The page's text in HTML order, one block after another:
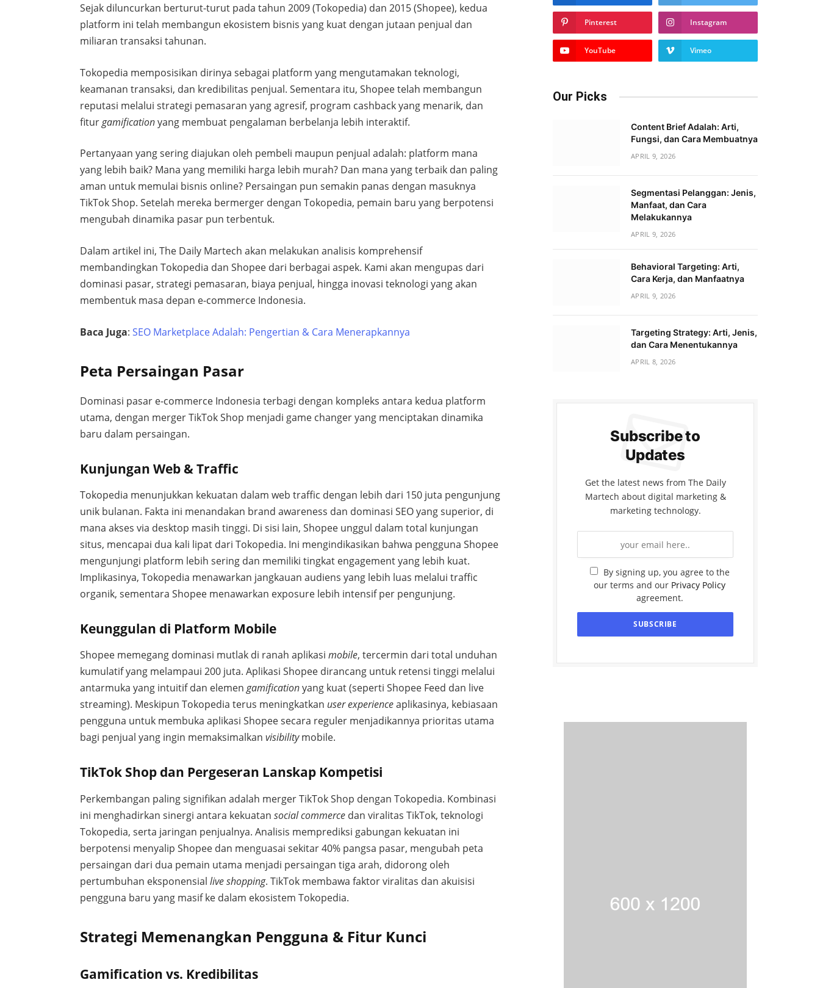
Sejak diluncurkan berturut-turut pada tahun 2009 (Tokopedia) dan 2015 (Shopee), kedua
platform ini telah membangun ekosistem bisnis yang kuat dengan jutaan penjual dan
miliaran transaksi tahunan.
Tokopedia memposisikan dirinya sebagai platform yang mengutamakan teknologi,
keamanan transaksi, dan kredibilitas penjual. Sementara itu, Shopee telah membangun
reputasi melalui strategi pemasaran yang agresif, program cashback yang menarik, dan
fiturgamificationyang membuat pengalaman berbelanja lebih interaktif.
Pertanyaan yang sering diajukan oleh pembeli maupun penjual adalah: platform mana
yang lebih baik? Mana yang memiliki harga lebih murah? Dan mana yang terbaik dan paling
aman untuk memulai bisnis online? Persaingan pun semakin panas dengan masuknya
TikTok Shop. Setelah mereka bermerger dengan Tokopedia, pemain baru yang berpotensi
mengubah dinamika pasar pun terbentuk.
Dalam artikel ini, The Daily Martech akan melakukan analisis komprehensif
membandingkan Tokopedia dan Shopee dari berbagai aspek. Kami akan mengupas dari
dominasi pasar, strategi pemasaran, biaya penjual, hingga inovasi teknologi yang akan
membentuk masa depan e-commerce Indonesia.
Baca Juga:SEO Marketplace Adalah: Pengertian & Cara Menerapkannya
Peta Persaingan Pasar
Dominasi pasar e-commerce Indonesia terbagi dengan kompleks antara kedua platform
utama, dengan merger TikTok Shop menjadi game changer yang menciptakan dinamika
baru dalam persaingan.
Kunjungan Web & Traffic
Tokopedia menunjukkan kekuatan dalam web traffic dengan lebih dari 150 juta pengunjung
unik bulanan. Fakta ini menandakan brand awareness dan dominasi SEO yang superior, di
mana akses via desktop masih tinggi. Di sisi lain, Shopee unggul dalam total kunjungan
situs, mencapai dua kali lipat dari Tokopedia. Ini mengindikasikan bahwa pengguna Shopee
mengunjungi platform lebih sering dan memiliki tingkat engagement yang lebih kuat.
Implikasinya, Tokopedia menawarkan jangkauan audiens yang lebih luas melalui traffic
organik, sementara Shopee menawarkan exposure lebih intensif per pengunjung.
Keunggulan di Platform Mobile
Shopee memegang dominasi mutlak di ranah aplikasimobile, tercermin dari total unduhan
kumulatif yang melampaui 200 juta. Aplikasi Shopee dirancang untuk retensi tinggi melalui
antarmuka yang intuitif dan elemengamificationyang kuat (seperti Shopee Feed dan live
streaming). Meskipun Tokopedia terus meningkatkan user experienceaplikasinya, kebiasaan
pengguna untuk membuka aplikasi Shopee secara reguler menjadikannya prioritas utama
bagi penjual yang ingin memaksimalkanvisibilitymobile.
TikTok Shop dan Pergeseran Lanskap Kompetisi
Perkembangan paling signifikan adalah merger TikTok Shop dengan Tokopedia. Kombinasi
ini menghadirkan sinergi antara kekuatansocial commerce dan viralitas TikTok, teknologi
Tokopedia, serta jaringan penjualnya. Analisis memprediksi gabungan kekuatan ini
berpotensi menyalip Shopee dan menguasai sekitar 40% pangsa pasar, mengubah peta
persaingan dari dua pemain utama menjadi persaingan tiga arah, didorong oleh
pertumbuhan eksponensiallive shopping. TikTok membawa faktor viralitas dan akuisisi
pengguna baru yang masif ke dalam ekosistem Tokopedia.
Strategi Memenangkan Pengguna & Fitur Kunci
Gamification vs. Kredibilitas
Pinterest Instagram
YouTube Vimeo
Our Picks
Content Brief Adalah: Arti,
Fungsi, dan Cara Membuatnya
APRIL 9, 2026
Segmentasi Pelanggan: Jenis,
Manfaat, dan Cara
Melakukannya
APRIL 9, 2026
Behavioral Targeting: Arti,
Cara Kerja, dan Manfaatnya
APRIL 9, 2026
Targeting Strategy: Arti, Jenis,
dan Cara Menentukannya
APRIL 8, 2026
Subscribe to
Updates
Get the latest news from The Daily
Martech about digital marketing &
marketing technology.
By signing up, you agree to the
our terms and our Privacy Policy
agreement.